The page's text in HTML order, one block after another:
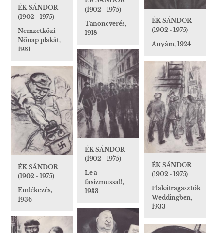
ÉK SÁNDOR
(1902 - 1975)
Nemzetközi
Nőnap plakát,
1931
ÉK SÁNDOR
(1902 - 1975)
Anyám, 1924
(1902 - 1975)
Tanoncverés,
1918
ÉK SÁNDOR
(1902 - 1975)
Le a
fasizmussal!,
1933
ÉK SÁNDOR
(1902 - 1975)
Plakátragasztók
Weddingben,
1933
ÉK SÁNDOR
(1902 - 1975)
Emlékezés,
1936